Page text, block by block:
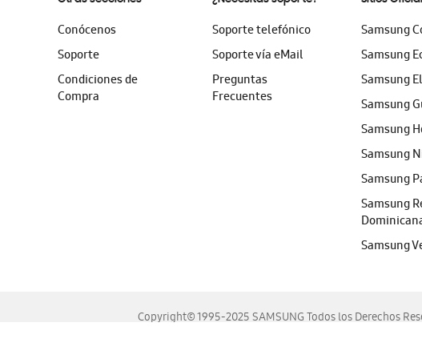
Conócenos
Soporte
Condiciones de
Compra
Soporte telefónico
Soporte vía eMail
Preguntas
Frecuentes
Samsung
Samsung
Samsung
Samsung
Samsung
Samsung
Samsung
Samsung
Samsung
Copyright© 1995-2025 SAMSUNG Todos los Derechos